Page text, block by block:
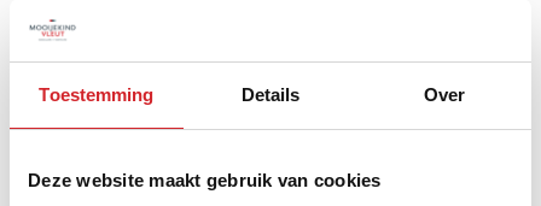
Toestemming Details Over
Deze website maakt gebruik van cookies
25 - 44 jaar
45 - 64 jaar